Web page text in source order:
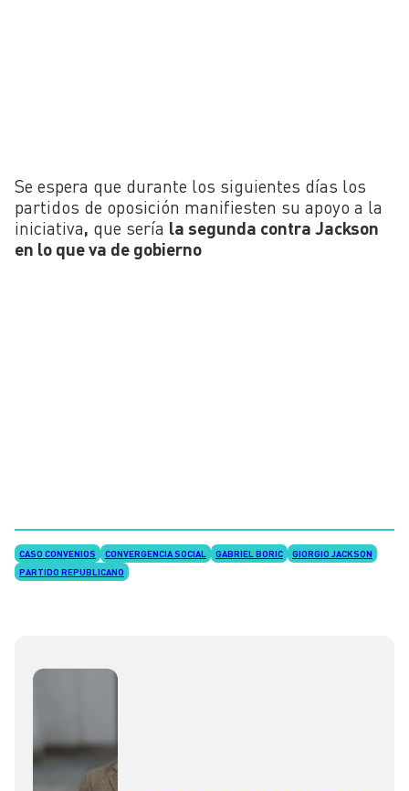
Se espera que durante los siguientes días los
partidos de oposición manifiesten su apoyo a la
iniciativa, que sería la segunda contra Jackson
en lo que va de gobierno
CASO CONVENIOS CONVERGENCIA SOCIAL GABRIEL BORIC
GIORGIO JACKSON
PARTIDO REPUBLICANO